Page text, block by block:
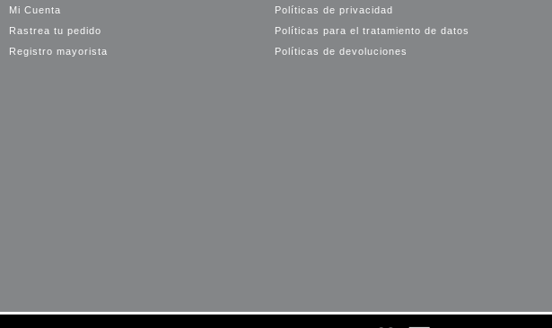
Mi Cuenta
Rastrea tu pedido
Registro mayorista
Políticas de privacidad
Políticas para el tratamiento de datos
Políticas de devoluciones